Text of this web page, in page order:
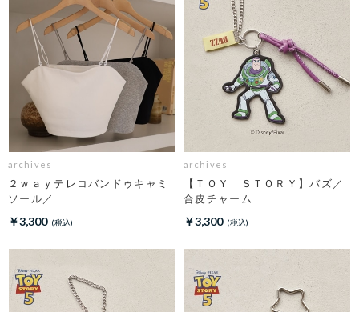
archives
２ｗａｙテレコバンドゥキャミ
ソール／
￥3,300
archives
【ＴＯＹ ＳＴＯＲＹ】バズ／
合皮チャーム
￥3,300